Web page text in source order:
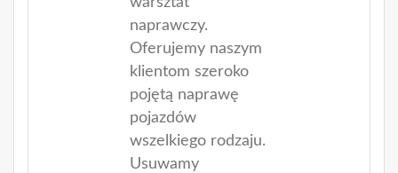
naprawczy.
Oferujemy naszym
klientom szeroko
pojętą naprawę
pojazdów
wszelkiego rodzaju.
Usuwamy